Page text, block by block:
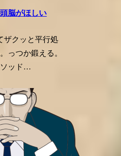
脳がほしい
ザクッと平行処
っつか鍛える。
ソッド…